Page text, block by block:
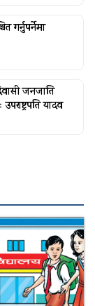
गर्नुपर्नेमा
जनजाति
यादव